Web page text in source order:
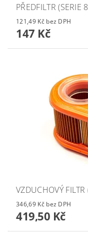
PŘEDFILTR (SERIE
121,49 Kč bez DPH
147 Kč
VZDUCHOVÝ
346,69 Kč bez DPH
419,50 Kč